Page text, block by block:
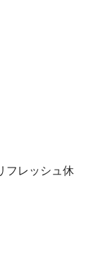
フレッシュ休